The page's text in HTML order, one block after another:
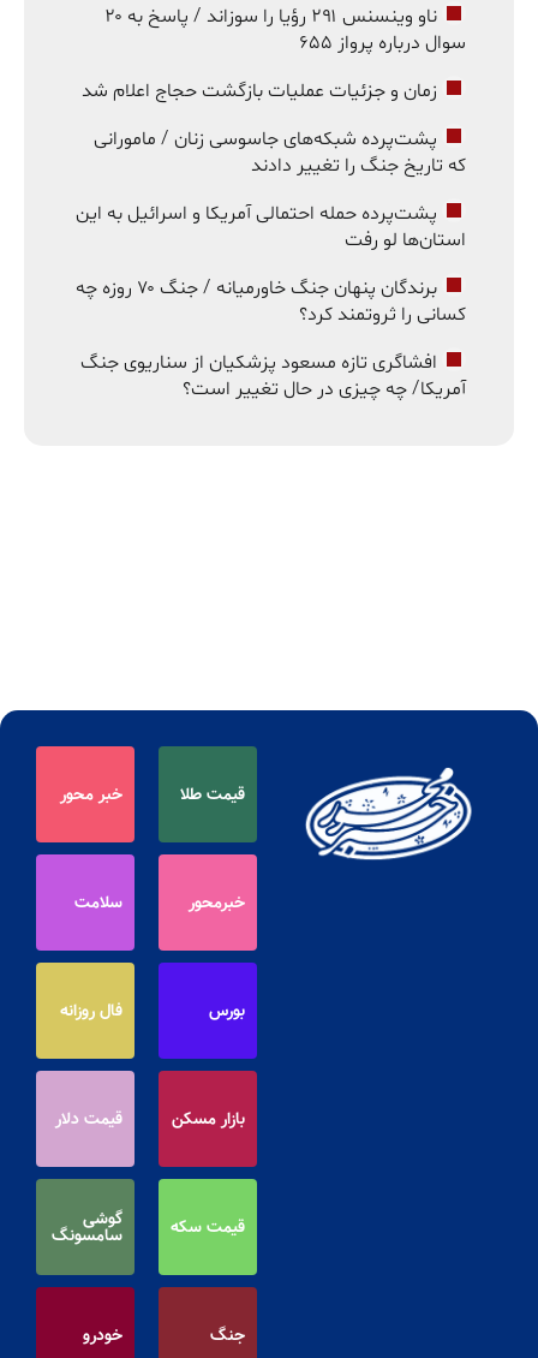
ناو وینسنس ۲۹۱ رؤیا را سوزاند / پاسخ به ۲۰
سوال درباره پرواز ۶۵۵
زمان و جزئیات عملیات بازگشت حجاج اعلام شد
پشت‌پرده شبکه‌های جاسوسی زنان / مامورانی
که تاریخ جنگ را تغییر دادند
پشت‌پرده حمله احتمالی آمریکا و اسرائیل به این
استان‌ها لو رفت
برندگان پنهان جنگ خاورمیانه / جنگ ۷۰ روزه چه
کسانی را ثروتمند کرد؟
افشاگری تازه مسعود پزشکیان از سناریوی جنگ
آمریکا/ چه چیزی در حال تغییر است؟
قیمت طلا خبر محور
خبرمحور سلامت
بورس فال روزانه
بازار مسکن قیمت دلار
قیمت سکه گوشی
سامسونگ
جنگ خودرو